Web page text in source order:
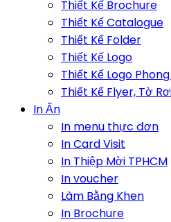
Thiết Kế Brochure
Thiết Kế Catalogue
Thiết Kế Folder
Thiết Kế Logo
Thiết Kế Logo
Thiết Kế Flyer, Tờ
In Ấn
In menu thực đơn
In Card Visit
In Thiệp Mời TPHCM
In voucher
Làm Bằng Khen
In Brochure